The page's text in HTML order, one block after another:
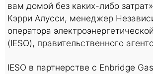
вам домой без каких-либо
Кэрри Алусси, менеджер
оператора
(IESO), правительственного
IESO в партнерстве с Enbridge